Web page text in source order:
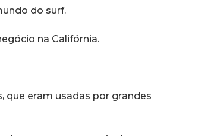
do surf.
na Califórnia.
que eram usadas por grandes